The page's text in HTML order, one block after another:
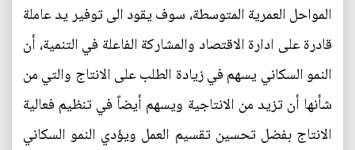
المواحل العمرية المتوسطة، سوف يقود الى توفير يد عاملة
قادرة على ادارة الاقتصاد والمشاركة الفاعلة في التنمية، أن
النمو السكاني يسهم في زيادة الطلب على الانتاج والتي من
شأنها أن تزيد من الانتاجية ويسهم أيضاً في تنظيم فعالية
الانتاج بفضل تحسين تقسيم العمل ويؤدي النمو السكاني